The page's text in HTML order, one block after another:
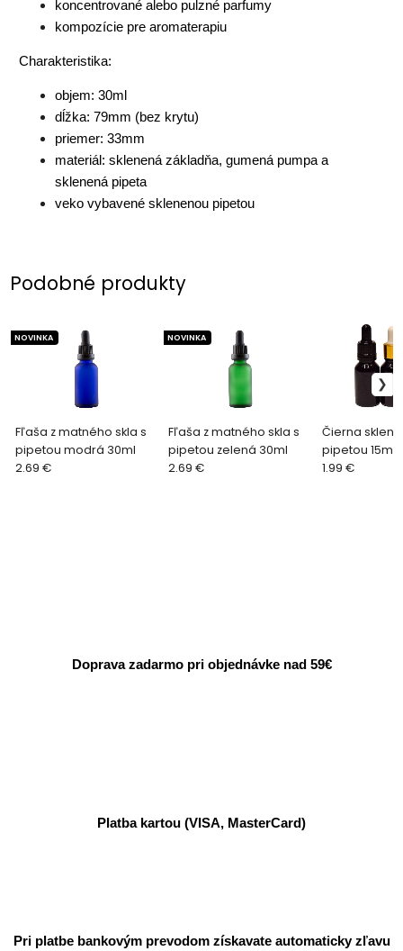
koncentrované alebo pulzné parfumy
kompozície pre aromaterapiu
Charakteristika:
objem: 30ml
dĺžka: 79mm (bez krytu)
priemer: 33mm
materiál: sklenená základňa, gumená pumpa a
sklenená pipeta
veko vybavené sklenenou pipetou
Podobné produkty
Fľaša z matného skla s
pipetou modrá 30ml
NOVINKA
2.69 €
Fľaša z matného skla s
pipetou zelená 30ml
NOVINKA
2.69 €
Čierna
pipetou 15ml
1.99 €
Doprava zadarmo pri objednávke nad 59€
Platba kartou (VISA, MasterCard)
Pri platbe bankovým prevodom získavate automaticky zľavu